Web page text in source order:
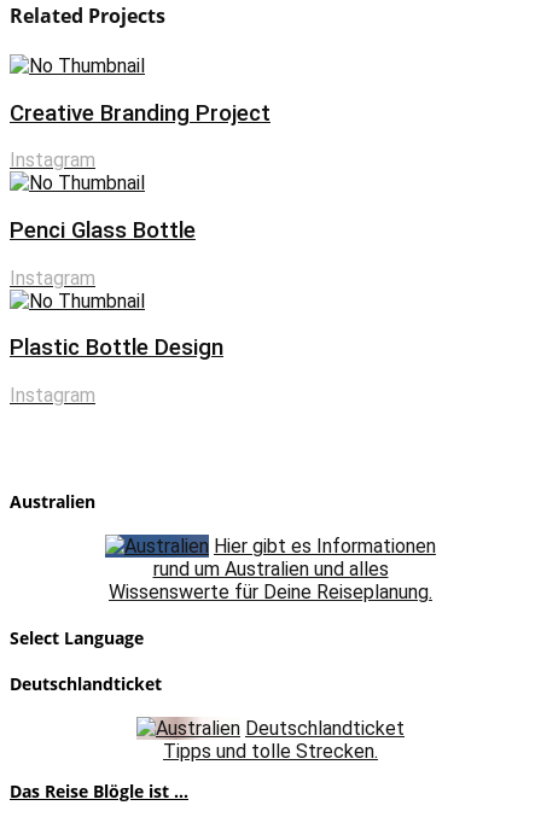
Related Projects
Creative Branding Project
Instagram
Penci Glass Bottle
Instagram
Plastic Bottle Design
Instagram
Australien
Hier gibt es Informationen
rund um Australien und alles
Wissenswerte für Deine Reiseplanung.
Select Language
Deutschlandticket
Deutschlandticket
Tipps und tolle Strecken.
Das Reise Blögle ist ...